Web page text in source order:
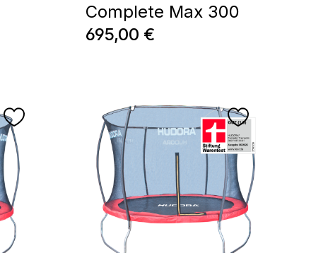
Complete Max 300
Prix régulier :
695,00 €